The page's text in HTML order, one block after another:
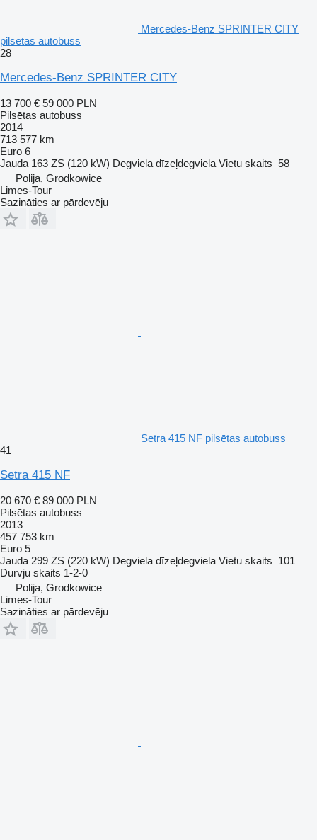
Mercedes-Benz SPRINTER CITY
pilsētas autobuss
28
Mercedes-Benz SPRINTER CITY
13 700 € 59 000 PLN
Pilsētas autobuss
2014
713 577 km
Euro 6
Jauda 163 ZS (120 kW) Degviela dīzeļdegviela Vietu skaits 58
Polija, Grodkowice
Limes-Tour
Sazināties ar pārdevēju
Setra 415 NF pilsētas autobuss
41
Setra 415 NF
20 670 € 89 000 PLN
Pilsētas autobuss
2013
457 753 km
Euro 5
Jauda 299 ZS (220 kW) Degviela dīzeļdegviela Vietu skaits 101
Durvju skaits 1-2-0
Polija, Grodkowice
Limes-Tour
Sazināties ar pārdevēju